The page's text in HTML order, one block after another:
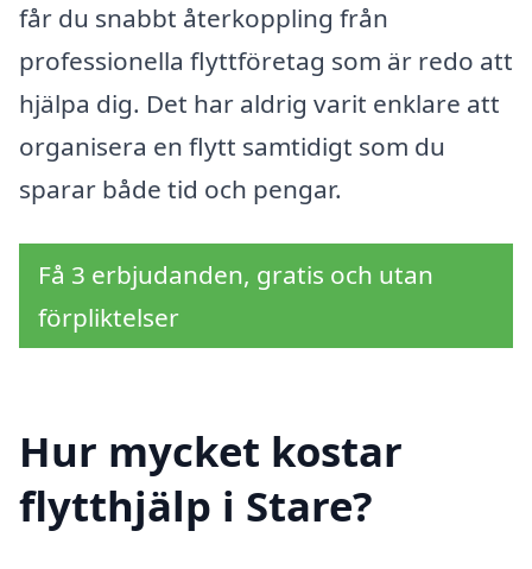
får du snabbt återkoppling från
professionella flyttföretag som är redo att
hjälpa dig. Det har aldrig varit enklare att
organisera en flytt samtidigt som du
sparar både tid och pengar.
Få 3 erbjudanden, gratis och utan
förpliktelser
Hur mycket kostar
flytthjälp i Stare?